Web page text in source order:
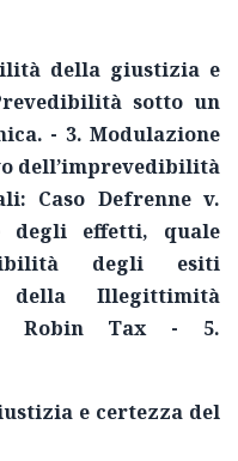
della giustizia e
sotto un
- 3. Modulazione
dell’imprevedibilità
Caso Defrenne v.
degli effetti, quale
degli esiti
della Illegittimità
Robin Tax - 5.
e certezza del